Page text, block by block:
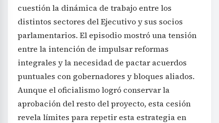
cuestión la dinámica de trabajo entre los
distintos sectores del Ejecutivo y sus socios
parlamentarios. El episodio mostró una tensión
entre la intención de impulsar reformas
integrales y la necesidad de pactar acuerdos
puntuales con gobernadores y bloques aliados.
Aunque el oficialismo logró conservar la
aprobación del resto del proyecto, esta cesión
revela límites para repetir esta estrategia en